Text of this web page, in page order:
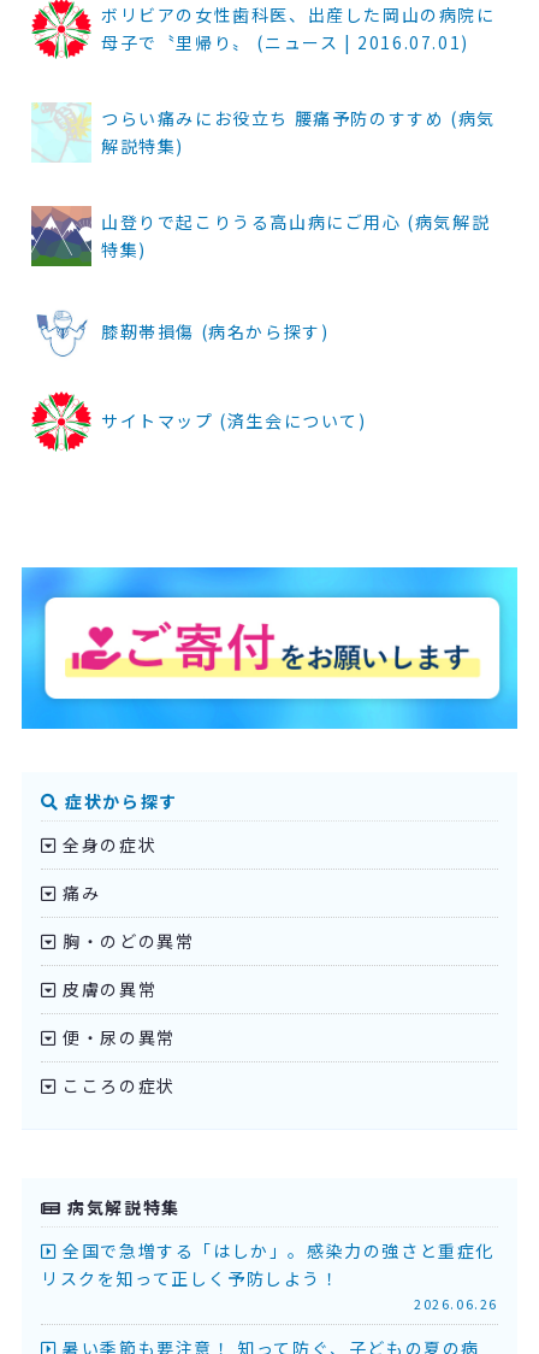
ボリビアの女性歯科医、出産した岡山の病院に
母子で〝里帰り〟 (ニュース | 2016.07.01)
つらい痛みにお役立ち 腰痛予防のすすめ (病気
解説特集)
山登りで起こりうる高山病にご用心 (病気解説
特集)
膝靭帯損傷 (病名から探す)
サイトマップ (済生会について)
症状から探す
全身の症状
痛み
胸・のどの異常
皮膚の異常
便・尿の異常
こころの症状
病気解説特集
全国で急増する「はしか」。感染力の強さと重症化
リスクを知って正しく予防しよう！
2026.06.26
暑い季節も要注意！ 知って防ぐ、子どもの夏の病